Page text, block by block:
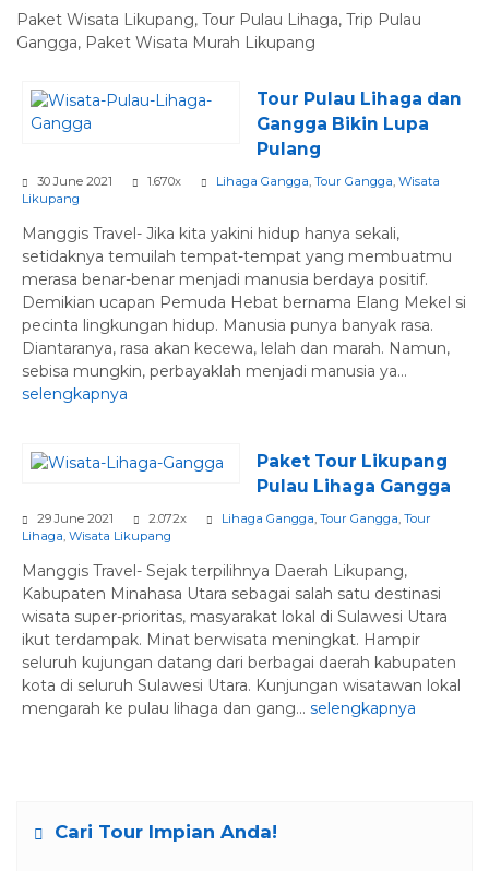
Paket Wisata Likupang, Tour Pulau Lihaga, Trip Pulau
Gangga, Paket Wisata Murah Likupang
Tour Pulau Lihaga dan
Gangga Bikin Lupa
Pulang
30 June 2021 1.670x Lihaga Gangga, Tour Gangga, Wisata
Likupang
Manggis Travel- Jika kita yakini hidup hanya sekali,
setidaknya temuilah tempat-tempat yang membuatmu
merasa benar-benar menjadi manusia berdaya positif.
Demikian ucapan Pemuda Hebat bernama Elang Mekel si
pecinta lingkungan hidup. Manusia punya banyak rasa.
Diantaranya, rasa akan kecewa, lelah dan marah. Namun,
sebisa mungkin, perbayaklah menjadi manusia ya...
selengkapnya
Paket Tour Likupang
Pulau Lihaga Gangga
29 June 2021 2.072x Lihaga Gangga, Tour Gangga, Tour
Lihaga, Wisata Likupang
Manggis Travel- Sejak terpilihnya Daerah Likupang,
Kabupaten Minahasa Utara sebagai salah satu destinasi
wisata super-prioritas, masyarakat lokal di Sulawesi Utara
ikut terdampak. Minat berwisata meningkat. Hampir
seluruh kujungan datang dari berbagai daerah kabupaten
kota di seluruh Sulawesi Utara. Kunjungan wisatawan lokal
mengarah ke pulau lihaga dan gang... selengkapnya
Cari Tour Impian Anda!